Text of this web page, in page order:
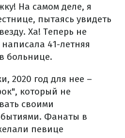
На самом деле, я
пытаясь увидеть
Ха! Теперь не
41-летняя
больнице.
2020 год для нее –
который не
своими
Фанаты в
певице